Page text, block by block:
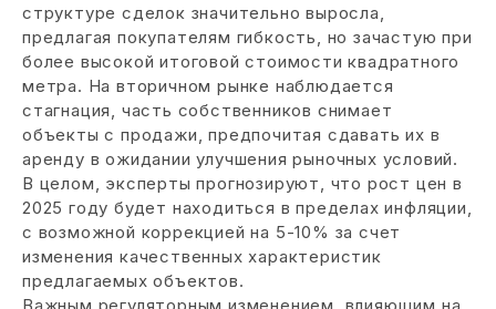
структуре сделок значительно выросла,
предлагая покупателям гибкость, но зачастую при
более высокой итоговой стоимости квадратного
метра. На вторичном рынке наблюдается
стагнация, часть собственников снимает
объекты с продажи, предпочитая сдавать их в
аренду в ожидании улучшения рыночных условий.
В целом, эксперты прогнозируют, что рост цен в
2025 году будет находиться в пределах инфляции,
с возможной коррекцией на 5-10% за счет
изменения качественных характеристик
предлагаемых объектов.
Важным регуляторным изменением, влияющим на